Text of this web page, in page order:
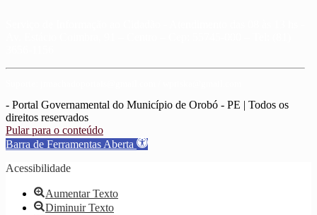
- Portal Governamental do Município de Orobó - PE | Todos os
direitos reservados
Pular para o conteúdo
Barra de Ferramentas Aberta
Acessibilidade
Aumentar Texto
Diminuir Texto